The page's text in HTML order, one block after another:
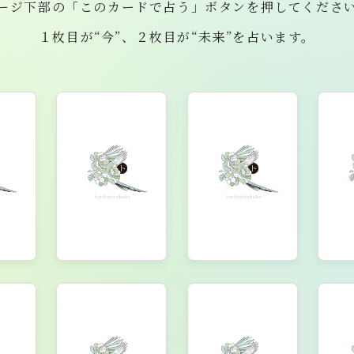
ジ下部の「このカードで占う」ボタンを押してくださ
１枚目が“今”、２枚目が“未来”を占います。